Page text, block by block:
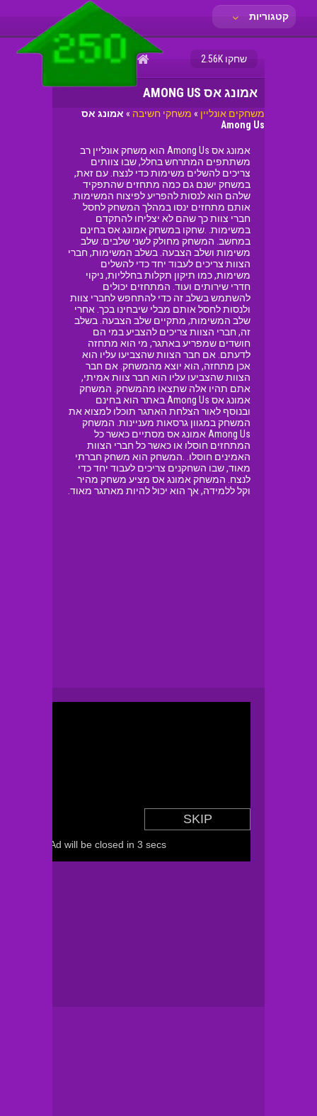
קטגוריות
פריב שחקו 2.56K
אמונג אס AMONG US
משחקים אונליין » משחקי חשיבה » אמונג אס
Among Us
אמונג אס Among Us הוא משחק אונליין רב
משתתפים המתרחש בחלל, שבו צוותים
צריכים להשלים משימות כדי לנצח. עם זאת,
במשחק ישנם גם כמה מתחזים שהתפקיד
שלהם הוא לנסות להפריע לפיצוח המשימות.
אותם מתחזים ינסו במהלך המשחק לחסל
חברי צוות כך שהם לא יצליחו להתקדם
במשימות. .שחקו במשחק אמונג אס בחינם
במחשב. המשחק מחולק לשני שלבים: שלב
משימות ושלב הצבעה. בשלב המשימות, חברי
הצוות צריכים לעבוד יחד כדי להשלים
משימות, כמו תיקון תקלות בחלליות, ניקוי
חדרי שירותים ועוד. המתחזים יכולים
להשתמש בשלב זה כדי להתחפש לחברי צוות
ולנסות לחסל אותם מבלי שיבחינו בכך. אחרי
שלב המשימות, מתקיים שלב הצבעה. בשלב
זה, חברי הצוות צריכים להצביע במי הם
חושדים שמפריע באתגר, מי הוא מתחזה
לדעתם. אם חבר הצוות שהצביעו עליו הוא
אכן מתחזה, הוא יוצא מהמשחק. אם חבר
הצוות שהצביעו עליו הוא חבר צוות אמיתי,
אתם תהיו אלה שתצאו מהמשחק. המשחק
אמונג אס Among Us באתר הוא בחינם
ובנוסף לאור הצלחת האתגר תוכלו למצוא את
המשחק במגוון גרסאות מעניינות. המשחק
Among Us אמונג אס מסתיים כאשר כל
המתחזים חוסלו או כאשר כל חברי הצוות
האמינים חוסלו. .המשחק הוא משחק חברתי
מאוד, שבו השחקנים צריכים לעבוד יחד כדי
לנצח. המשחק אמונג אס מציע משחק מהיר
וקל ללמידה, אך הוא יכול להיות מאתגר מאוד.